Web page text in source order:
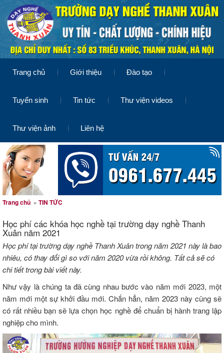
Trang chủ Giới thiệu Đào tạo
Tuyển sinh Tin tức Thư viện videos
Thư viện ảnh Liên hệ
Trang chủ » TIN TỨC
Học phí các khóa học nghề tại trường dạy nghề Thanh
Xuân năm 2021
Học phí tại trường dạy nghề Thanh Xuân trong năm 2021 này là bao
nhiêu, có thay đổi gì so với năm 2020 vừa rồi không. Tất cả sẽ có
chi tiết trong bài viết này.
Như vậy là chúng ta đã cùng nhau bước vào năm mới 2023, một
năm mới một sự khởi đầu mới. Chắn hẳn, năm 2023 này cũng sẽ
có rất nhiều bạn sẽ lựa chọn học nghề để chuẩn bị hành trang lập
nghiệp cho mình.